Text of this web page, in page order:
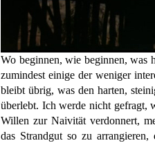
Wo beginnen, wie beginnen, was
zumindest einige der weniger
bleibt übrig, was den harten,
überlebt. Ich werde nicht gefragt,
Willen zur Naivität verdonnert,
das Strandgut so zu